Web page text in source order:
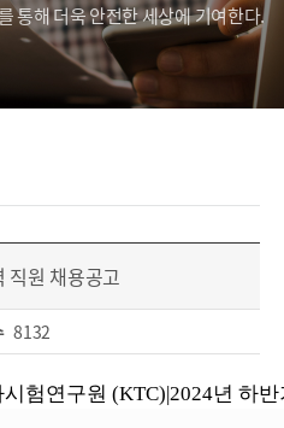
통해 더욱 안전한 세상에 기여한다.
직원 채용공고
8132